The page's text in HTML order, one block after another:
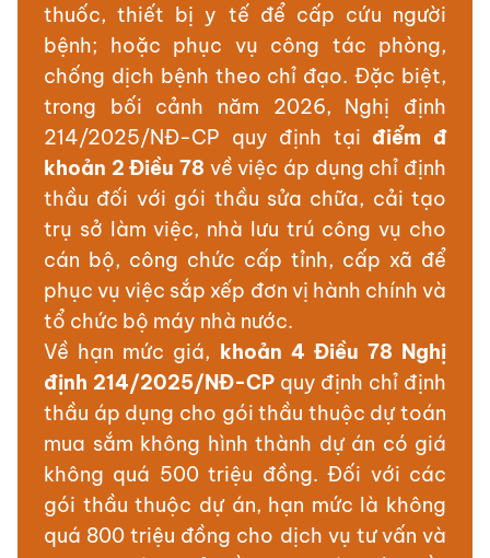
thuốc, thiết bị y tế để cấp cứu người
bệnh; hoặc phục vụ công tác phòng,
chống dịch bệnh theo chỉ đạo. Đặc biệt,
trong bối cảnh năm 2026, Nghị định
214/2025/NĐ-CP quy định tại điểm đ
khoản 2 Điều 78 về việc áp dụng chỉ định
thầu đối với gói thầu sửa chữa, cải tạo
trụ sở làm việc, nhà lưu trú công vụ cho
cán bộ, công chức cấp tỉnh, cấp xã để
phục vụ việc sắp xếp đơn vị hành chính và
tổ chức bộ máy nhà nước.
Về hạn mức giá, khoản 4 Điều 78 Nghị
định 214/2025/NĐ-CPquy định chỉ định
thầu áp dụng cho gói thầu thuộc dự toán
mua sắm không hình thành dự án có giá
không quá 500 triệu đồng. Đối với các
gói thầu thuộc dự án, hạn mức là không
quá 800 triệu đồng cho dịch vụ tư vấn và